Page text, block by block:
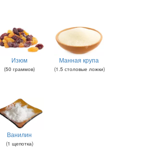
Изюм
(50 граммов)
Манная крупа
(1.5 столовые ложки)
Ванилин
(1 щепотка)